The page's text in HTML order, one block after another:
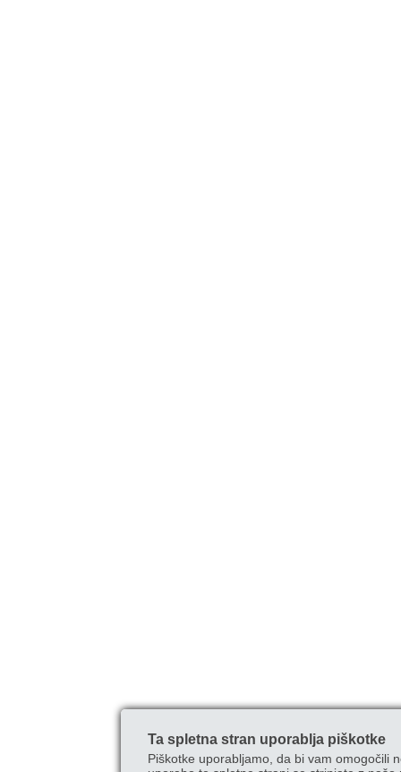
Ta spletna stran uporablja piškotke
Piškotke uporabljamo, da bi vam omogočili